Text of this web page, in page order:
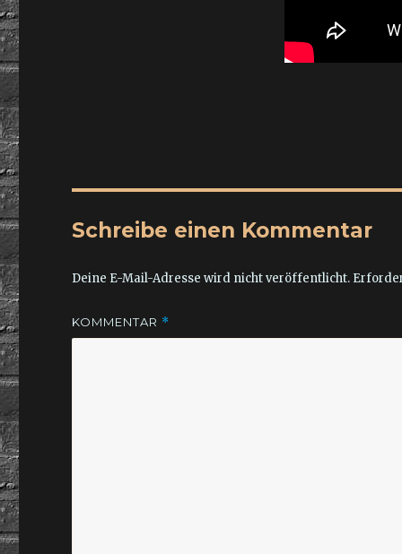
Schreibe einen Kommentar
Deine E-Mail-Adresse wird nicht veröffentlicht.
KOMMENTAR *